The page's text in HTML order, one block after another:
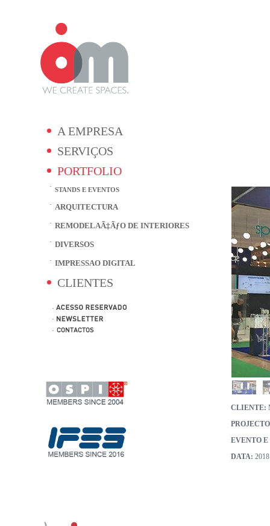
A EMPRESA
SERVIÇOS
PORTFOLIO
STANDS E EVENTOS
ARQUITECTURA
REMODELAÃ‡ÃƒO DE INTERIORES
DIVERSOS
IMPRESSAO DIGITAL
CLIENTES
CLIENTE:
EVENTO
DATA: 2018